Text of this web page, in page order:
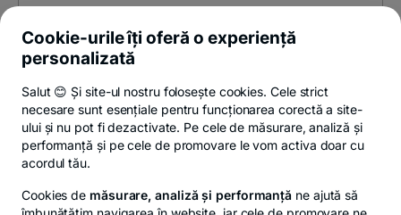
Cookie-urile îți oferă o experiență
personalizată
Salut 😊 Și site-ul nostru folosește cookies. Cele strict
necesare sunt esențiale pentru funcționarea corectă a site-
ului și nu pot fi dezactivate. Pe cele de măsurare, analiză și
performanță și pe cele de promovare le vom activa doar cu
acordul tău.
Cookies de măsurare, analiză și performanță ne ajută să